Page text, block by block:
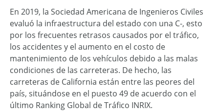
En 2019, la Sociedad Americana de Ingenieros Civiles
evaluó la infraestructura del estado con una C-, esto
por los frecuentes retrasos causados por el tráfico,
los accidentes y el aumento en el costo de
mantenimiento de los vehículos debido a las malas
condiciones de las carreteras. De hecho, las
carreteras de California están entre las peores del
país, situándose en el puesto 49 de acuerdo con el
último Ranking Global de Tráfico INRIX.